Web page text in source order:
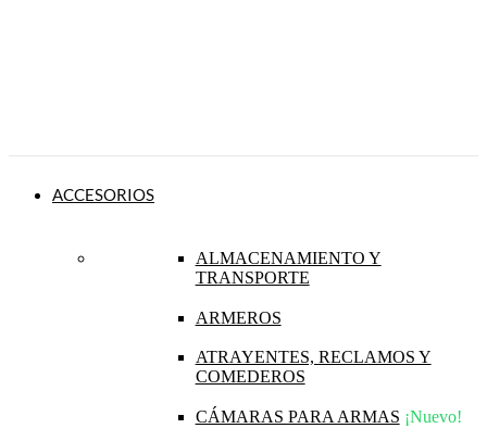
ACCESORIOS
ALMACENAMIENTO Y
TRANSPORTE
ARMEROS
ATRAYENTES, RECLAMOS Y
COMEDEROS
CÁMARAS PARA ARMAS ¡Nuevo!